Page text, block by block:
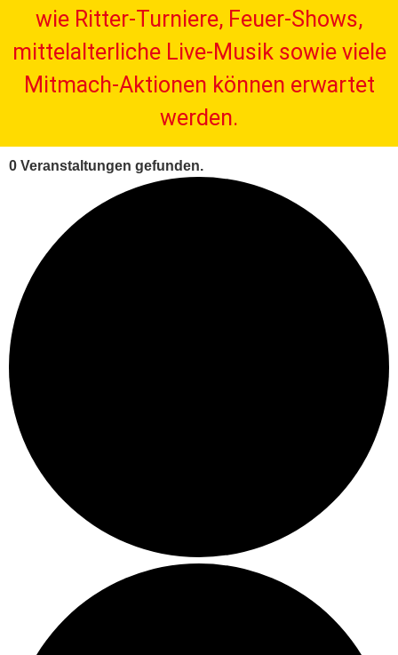
wie Ritter-Turniere, Feuer-Shows,
mittelalterliche Live-Musik sowie viele
Mitmach-Aktionen können erwartet
werden.
0 Veranstaltungen gefunden.